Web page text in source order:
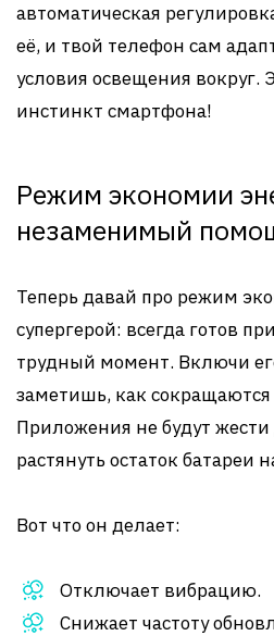
автоматическая
её, и твой телефон сам
условия освещения вокруг.
инстинкт смартфона!
Режим экономии
незаменимый
Теперь давай про режим
супергерой: всегда готов
трудный момент. Включи
заметишь, как
Приложения не будут
растянуть остаток батареи
Вот что он делает:
Отключает вибрацию.
Снижает частоту